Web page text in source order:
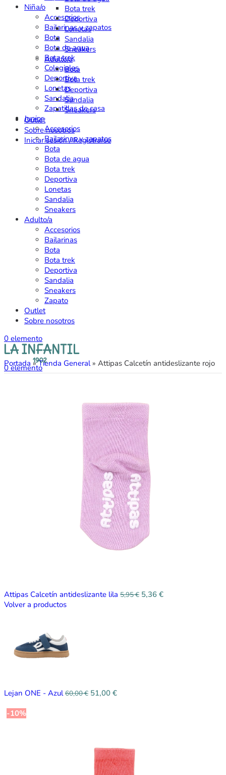
Niña/o
Accesorios
Bailarinas y zapatos
Bota
Bota de agua
Bota trek
Colegiales
Deportiva
Lonetas
Sandalia
Zapatillas de casa
Junior
Accesorios
Bailarinas y zapatos
Bota
Bota de agua
Bota trek
Deportiva
Lonetas
Sandalia
Sneakers
Adulto/a
Accesorios
Bailarinas
Bota
Bota trek
Deportiva
Sandalia
Sneakers
Zapato
Outlet
Sobre nosotros
0 elemento
0elemento
Portada »Tienda General» Attipas Calcetín antideslizante rojo
Attipas Calcetín antideslizante lila 5,95€ 5,36 €
Volver a productos
Lejan ONE - Azul60,00€ 51,00 €
-10%
Bota trek
Deportiva
Lonetas
Sandalia
Sneakers
Adulto/a
Bota
Bota trek
Deportiva
Sandalia
Sneakers
Outlet
Sobre nosotros
Iniciar sesión / Registrarse